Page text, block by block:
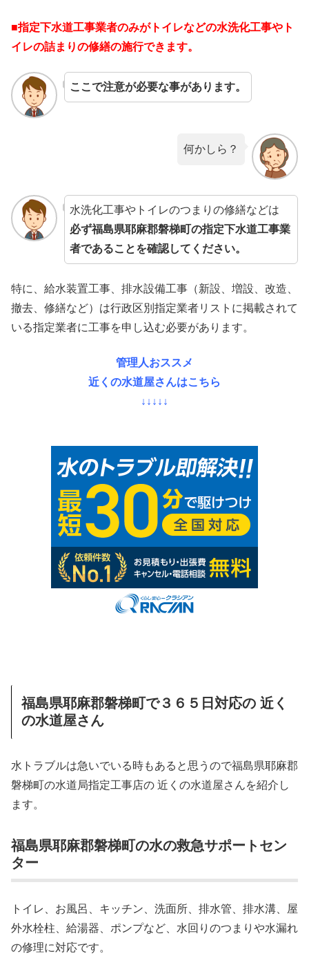
■指定下水道工事業者のみがトイレなどの水洗化工事やト
イレの詰まりの修繕の施行できます。
ここで注意が必要な事があります。
何かしら？
水洗化工事やトイレのつまりの修繕などは
必ず福島県耶麻郡磐梯町の指定下水道工事業
者であることを確認してください。
特に、給水装置工事、排水設備工事（新設、増設、改造、
撤去、修繕など）は行政区別指定業者リストに掲載されて
いる指定業者に工事を申し込む必要があります。
管理人おススメ
近くの水道屋さんはこちら
↓↓↓↓↓
福島県耶麻郡磐梯町で３６５日対応の 近く
の水道屋さん
水トラブルは急いでいる時もあると思うので福島県耶麻郡
磐梯町の水道局指定工事店の 近くの水道屋さんを紹介し
ます。
福島県耶麻郡磐梯町の水の救急サポートセン
ター
トイレ、お風呂、キッチン、洗面所、排水管、排水溝、屋
外水栓柱、給湯器、ポンプなど、水回りのつまりや水漏れ
の修理に対応です。